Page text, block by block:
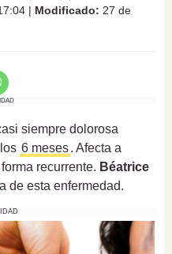
| Modificado: 27 de
siempre dolorosa
6 meses. Afecta a
recurrente. Béatrice
de esta enfermedad.